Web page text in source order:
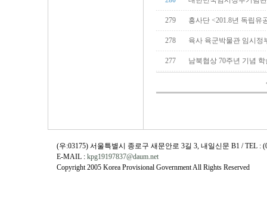
279 흥사단 <201.8년 독립
278 육사 육군박물관 임시
277 남북협상 70주년 기념
(우:03175) 서울특별시 종로구 새문안로 3길 3, 내일신문 B1 / TEL :
E-MAIL : kpg19197837@daum.net
Copyright 2005 Korea Provisional Government All Rights Reserved